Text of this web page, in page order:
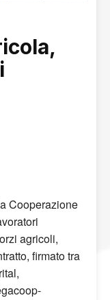
Cooperazione
agricoli,
firmato tra